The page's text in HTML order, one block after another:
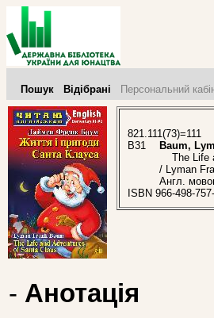
Пошук Відібрані Персональний
821.111(73)=111
B31
Baum,
The Life
/ Lyman
Англ.
ISBN 966-498-
- Анотація